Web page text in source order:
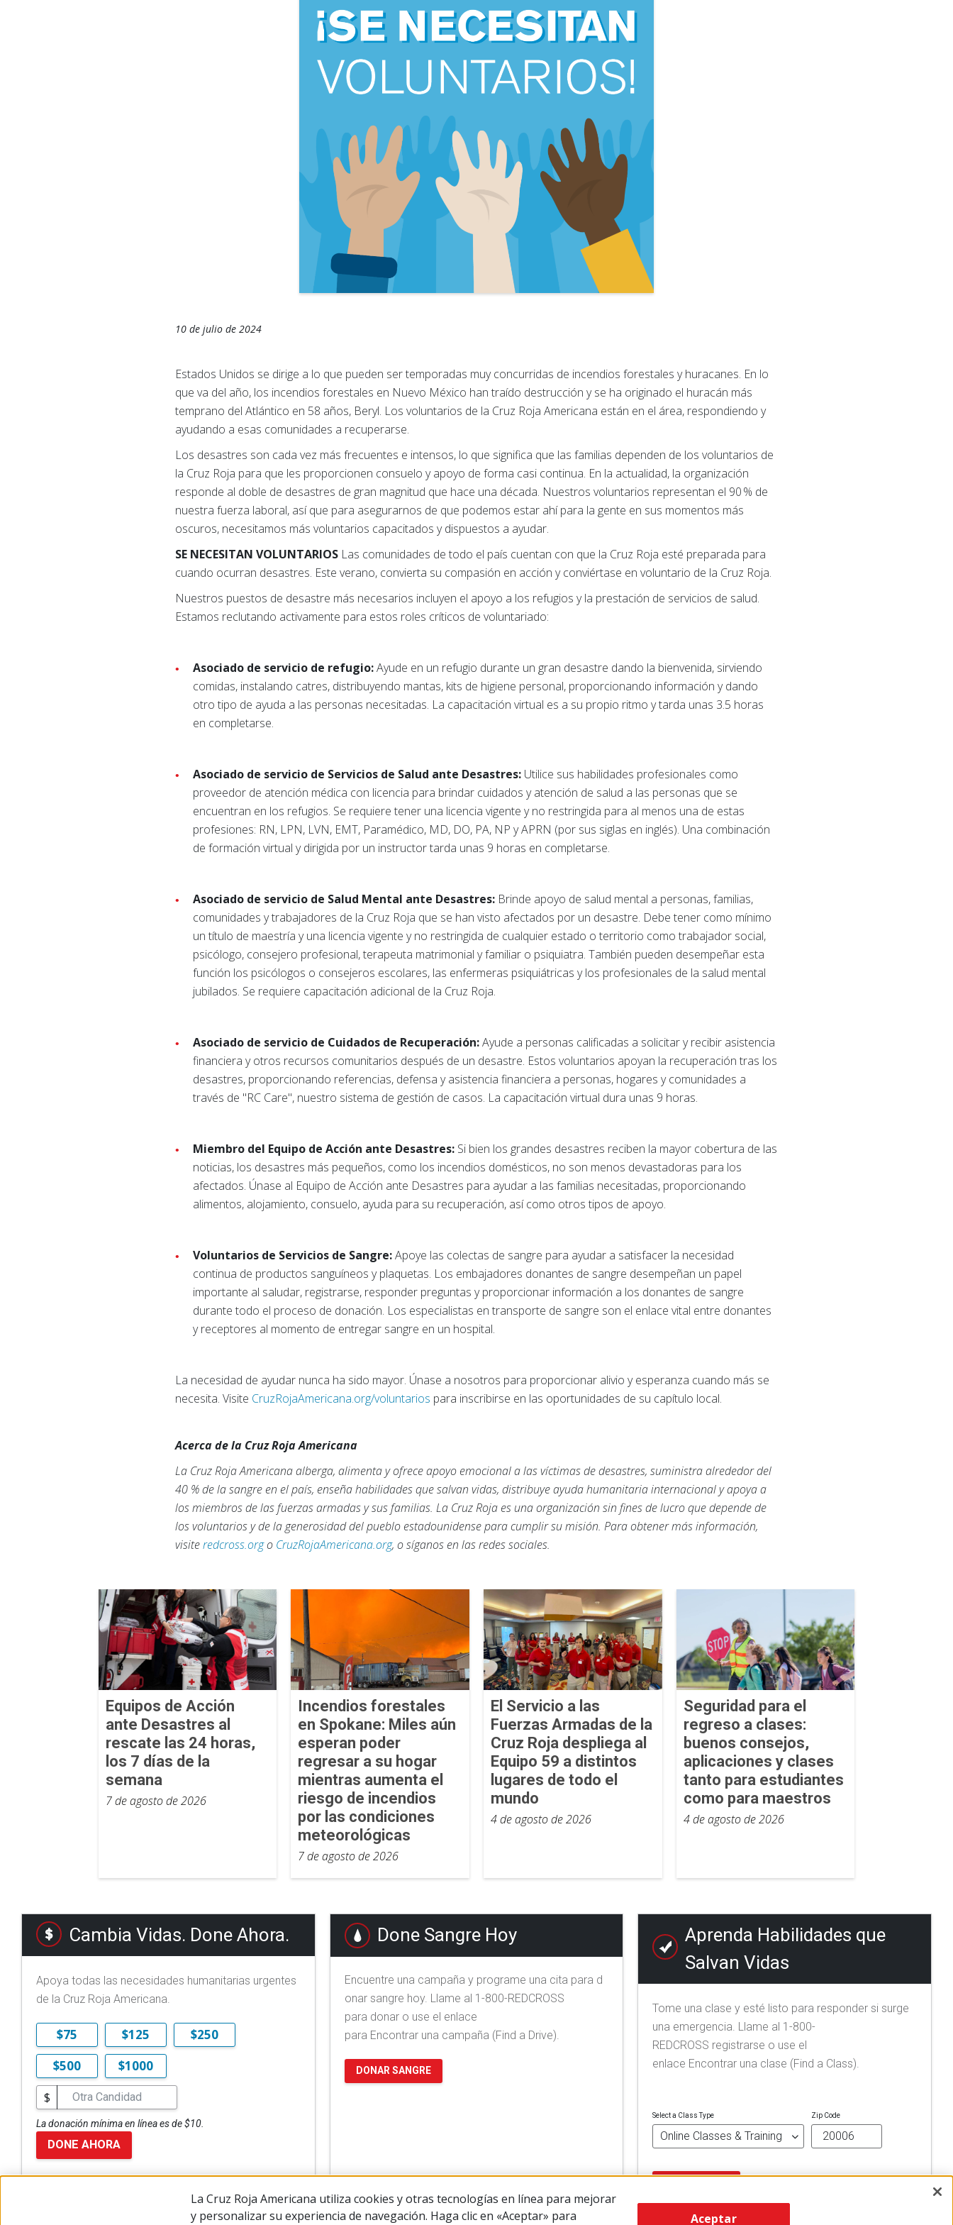
10 de julio de 2024
Estados Unidos se dirige a lo que pueden ser temporadas muy concurridas de incendios forestales y huracanes. En lo
que va del año, los incendios forestales en Nuevo México han traído destrucción y se ha originado el huracán más
temprano del Atlántico en 58 años, Beryl. Los voluntarios de la Cruz Roja Americana están en el área, respondiendo y
ayudando a esas comunidades a recuperarse.
Los desastres son cada vez más frecuentes e intensos, lo que significa que las familias dependen de los voluntarios de
la Cruz Roja para que les proporcionen consuelo y apoyo de forma casi continua. En la actualidad, la organización
responde al doble de desastres de gran magnitud que hace una década. Nuestros voluntarios representan el 90 % de
nuestra fuerza laboral, así que para asegurarnos de que podemos estar ahí para la gente en sus momentos más
oscuros, necesitamos más voluntarios capacitados y dispuestos a ayudar.
SE NECESITAN VOLUNTARIOS Las comunidades de todo el país cuentan con que la Cruz Roja esté preparada para
cuando ocurran desastres. Este verano, convierta su compasión en acción y conviértase en voluntario de la Cruz Roja.
Nuestros puestos de desastre más necesarios incluyen el apoyo a los refugios y la prestación de servicios de salud.
Estamos reclutando activamente para estos roles críticos de voluntariado:
Asociado de servicio de refugio:Ayude en un refugio durante un gran desastre dando la bienvenida, sirviendo
comidas, instalando catres, distribuyendo mantas, kits de higiene personal, proporcionando información y dando
otro tipo de ayuda a las personas necesitadas. La capacitación virtual es a su propio ritmo y tarda unas 3.5 horas
en completarse.
Asociado de servicio de Servicios de Salud ante Desastres: Utilice sus habilidades profesionales como
proveedor de atención médica con licencia para brindar cuidados y atención de salud a las personas que se
encuentran en los refugios. Se requiere tener una licencia vigente y no restringida para al menos una de estas
profesiones: RN, LPN, LVN, EMT, Paramédico, MD, DO, PA, NP y APRN (por sus siglas en inglés). Una combinación
de formación virtual y dirigida por un instructor tarda unas 9 horas en completarse.
Asociado de servicio de Salud Mental ante Desastres: Brinde apoyo de salud mental a personas, familias,
comunidades y trabajadores de la Cruz Roja que se han visto afectados por un desastre. Debe tener como mínimo
un título de maestría y una licencia vigente y no restringida de cualquier estado o territorio como trabajador social,
psicólogo, consejero profesional, terapeuta matrimonial y familiar o psiquiatra. También pueden desempeñar esta
función los psicólogos o consejeros escolares, las enfermeras psiquiátricas y los profesionales de la salud mental
jubilados. Se requiere capacitación adicional de la Cruz Roja.
Asociado de servicio de Cuidados de Recuperación:Ayude a personas calificadas a solicitar y recibir asistencia
financiera y otros recursos comunitarios después de un desastre. Estos voluntarios apoyan la recuperación tras los
desastres, proporcionando referencias, defensa y asistencia financiera a personas, hogares y comunidades a
través de "RC Care", nuestro sistema de gestión de casos. La capacitación virtual dura unas 9 horas.
Miembro del Equipo de Acción ante Desastres: Si bien los grandes desastres reciben la mayor cobertura de las
noticias, los desastres más pequeños, como los incendios domésticos, no son menos devastadoras para los
afectados. Únase al Equipo de Acción ante Desastres para ayudar a las familias necesitadas, proporcionando
alimentos, alojamiento, consuelo, ayuda para su recuperación, así como otros tipos de apoyo.
Voluntarios de Servicios de Sangre:Apoye las colectas de sangre para ayudar a satisfacer la necesidad
continua de productos sanguíneos y plaquetas. Los embajadores donantes de sangre desempeñan un papel
importante al saludar, registrarse, responder preguntas y proporcionar información a los donantes de sangre
durante todo el proceso de donación. Los especialistas en transporte de sangre son el enlace vital entre donantes
y receptores al momento de entregar sangre en un hospital.
La necesidad de ayudar nunca ha sido mayor. Únase a nosotros para proporcionar alivio y esperanza cuando más se
necesita. Visite CruzRojaAmericana.org/voluntarios para inscribirse en las oportunidades de su capítulo local.
Acerca de la Cruz Roja Americana
La Cruz Roja Americana alberga, alimenta y ofrece apoyo emocional a las víctimas de desastres, suministra alrededor del
40 % de la sangre en el país, enseña habilidades que salvan vidas, distribuye ayuda humanitaria internacional y apoya a
los miembros de las fuerzas armadas y sus familias. La Cruz Roja es una organización sin fines de lucro que depende de
los voluntarios y de la generosidad del pueblo estadounidense para cumplir su misión. Para obtener más información,
visiteredcross.orgo CruzRojaAmericana.org, o síganos en las redes sociales.
Equipos de Acción
ante Desastres al
rescate las 24 horas,
los 7 días de la
semana
7 de agosto de 2026
Incendios forestales
en Spokane: Miles aún
esperan poder
regresar a su hogar
mientras aumenta el
riesgo de incendios
por las condiciones
meteorológicas
7 de agosto de 2026
El Servicio a las
Fuerzas Armadas de la
Cruz Roja despliega al
Equipo 59 a distintos
lugares de todo el
mundo
4 de agosto de 2026
Seguridad para el
regreso a clases:
buenos consejos,
aplicaciones y clases
tanto para estudiantes
como para maestros
4 de agosto de 2026
Cambia Vidas. Done Ahora.
Apoya todas las necesidades humanitarias urgentes
de la Cruz Roja Americana.
$75 $125
$250
$500
$1000
$
La donación mínima en línea es de $10.
DONE AHORA
Done Sangre Hoy
Encuentre una campaña y programe una cita para d
onar sangre hoy. Llame al 1-800-REDCROSS
para donar o use el enlace
para Encontrar una campaña (Find a Drive).
DONAR SANGRE
Aprenda Habilidades que
Salvan Vidas
Tome una clase y esté listo para responder si surge
una emergencia. Llame al 1-800-
REDCROSS registrarse o use el
enlace Encontrar una clase (Find a Class).
Select a Class Type Zip Code
La Cruz Roja Americana utiliza cookies y otras tecnologías en línea para mejorar
y personalizar su experiencia de navegación. Haga clic en «Aceptar» para
Aceptar